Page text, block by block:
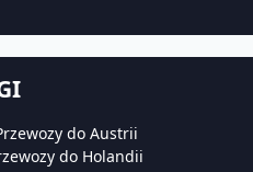
do Austrii
do Holandii